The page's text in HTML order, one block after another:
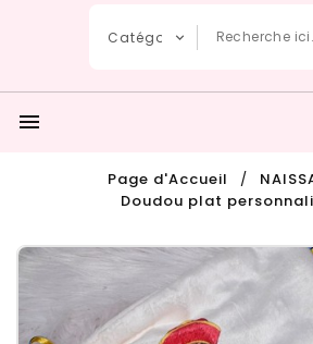

Page d'Accueil
Doudou plat